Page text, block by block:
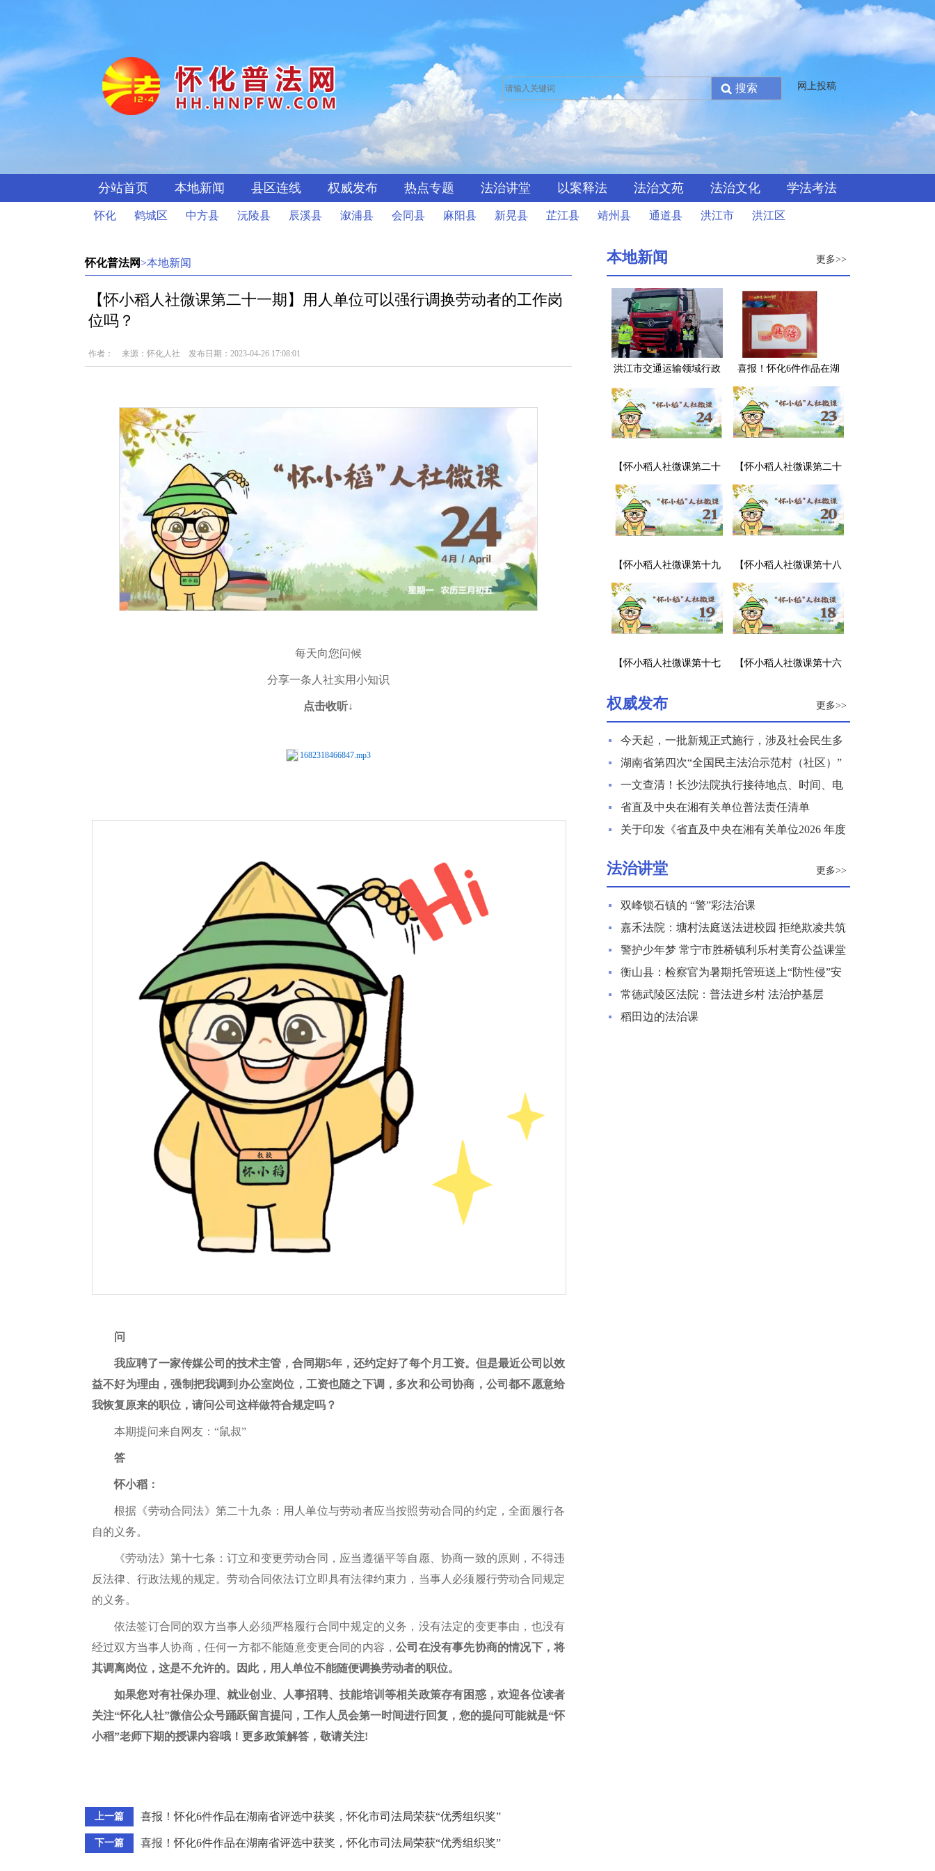
网上投稿
分站首页 本地新闻 县区连线 权威发布 热点专题 法治讲堂 以案释法 法治文苑 法治文化 学法考法
怀化 鹤城区 中方县 沅陵县 辰溪县 溆浦县 会同县 麻阳县 新晃县 芷江县 靖州县 通道县 洪江市 洪江区
怀化普法网>本地新闻
【怀小稻人社微课第二十一期】用人单位可以强行调换劳动者的工作岗
位吗？
作者： 来源：怀化人社 发布日期：2023-04-26 17:08:01
每天向您问候
分享一条人社实用小知识
点击收听↓
1682318466847.mp3
问
我应聘了一家传媒公司的技术主管，合同期5年，还约定好了每个月工资。但是最近公司以效
益不好为理由，强制把我调到办公室岗位，工资也随之下调，多次和公司协商，公司都不愿意给
我恢复原来的职位，请问公司这样做符合规定吗？
本期提问来自网友：“鼠叔”
答
怀小稻：
根据《劳动合同法》第二十九条：用人单位与劳动者应当按照劳动合同的约定，全面履行各
自的义务。
《劳动法》第十七条：订立和变更劳动合同，应当遵循平等自愿、协商一致的原则，不得违
反法律、行政法规的规定。劳动合同依法订立即具有法律约束力，当事人必须履行劳动合同规定
的义务。
依法签订合同的双方当事人必须严格履行合同中规定的义务，没有法定的变更事由，也没有
经过双方当事人协商，任何一方都不能随意变更合同的内容，公司在没有事先协商的情况下，将
其调离岗位，这是不允许的。因此，用人单位不能随便调换劳动者的职位。
如果您对有社保办理、就业创业、人事招聘、技能培训等相关政策存有困惑，欢迎各位读者
关注“怀化人社”微信公众号踊跃留言提问，工作人员会第一时间进行回复，您的提问可能就是“怀
小稻”老师下期的授课内容哦！更多政策解答，敬请关注!
上一篇 喜报！怀化6件作品在湖南省评选中获奖，怀化市司法局荣获“优秀组织奖”
下一篇 喜报！怀化6件作品在湖南省评选中获奖，怀化市司法局荣获“优秀组织奖”
本地新闻 更多>>
洪江市交通运输领域行政
喜报！怀化6件作品在湖
南省评选中获奖，怀化市
司法局荣获“优秀组织奖”
【怀小稻人社微课第二十
一期】用人单位可以强行
调换劳动者的工作岗位
【怀小稻人社微课第二十
期】用人单位不交付劳动
合同怎么办？
【怀小稻人社微课第十九
期】劳动合同中“发生伤亡
事故概不负责”的条款有效
【怀小稻人社微课第十八
期】劳动合同到期没续签
该如何处理？
【怀小稻人社微课第十七
同怎么办？
【怀小稻人社微课第十六
权威发布 更多>>
今天起，一批新规正式施行，涉及社会民生多
个领域
湖南省第四次“全国民主法治示范村（社区）”
复核结果公示
一文查清！长沙法院执行接待地点、时间、电
话来了
省直及中央在湘有关单位普法责任清单
关于印发《省直及中央在湘有关单位2026 年度
法治讲堂 更多>>
双峰锁石镇的 “警”彩法治课
嘉禾法院：塘村法庭送法进校园 拒绝欺凌共筑
和谐校园
警护少年梦 常宁市胜桥镇利乐村美育公益课堂
再度开课
衡山县：检察官为暑期托管班送上“防性侵”安
全课
常德武陵区法院：普法进乡村 法治护基层
稻田边的法治课